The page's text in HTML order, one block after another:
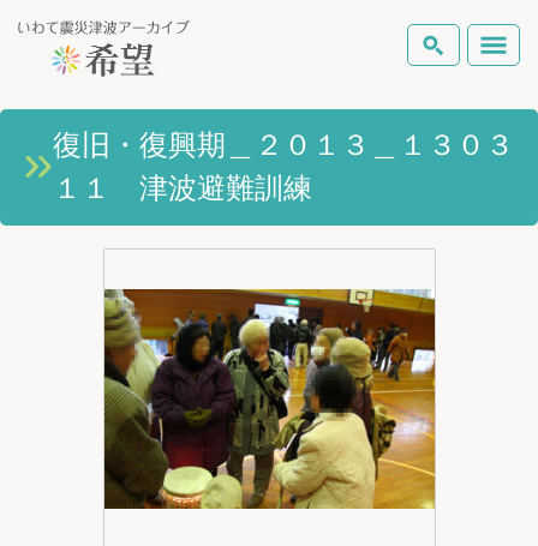
いわて震災津波アーカイブとは
岩手県の被害状況
ピックアップコンテンツ
Foreign Laguage
検索
復旧・復興期＿２０１３＿１３０３
１１ 津波避難訓練